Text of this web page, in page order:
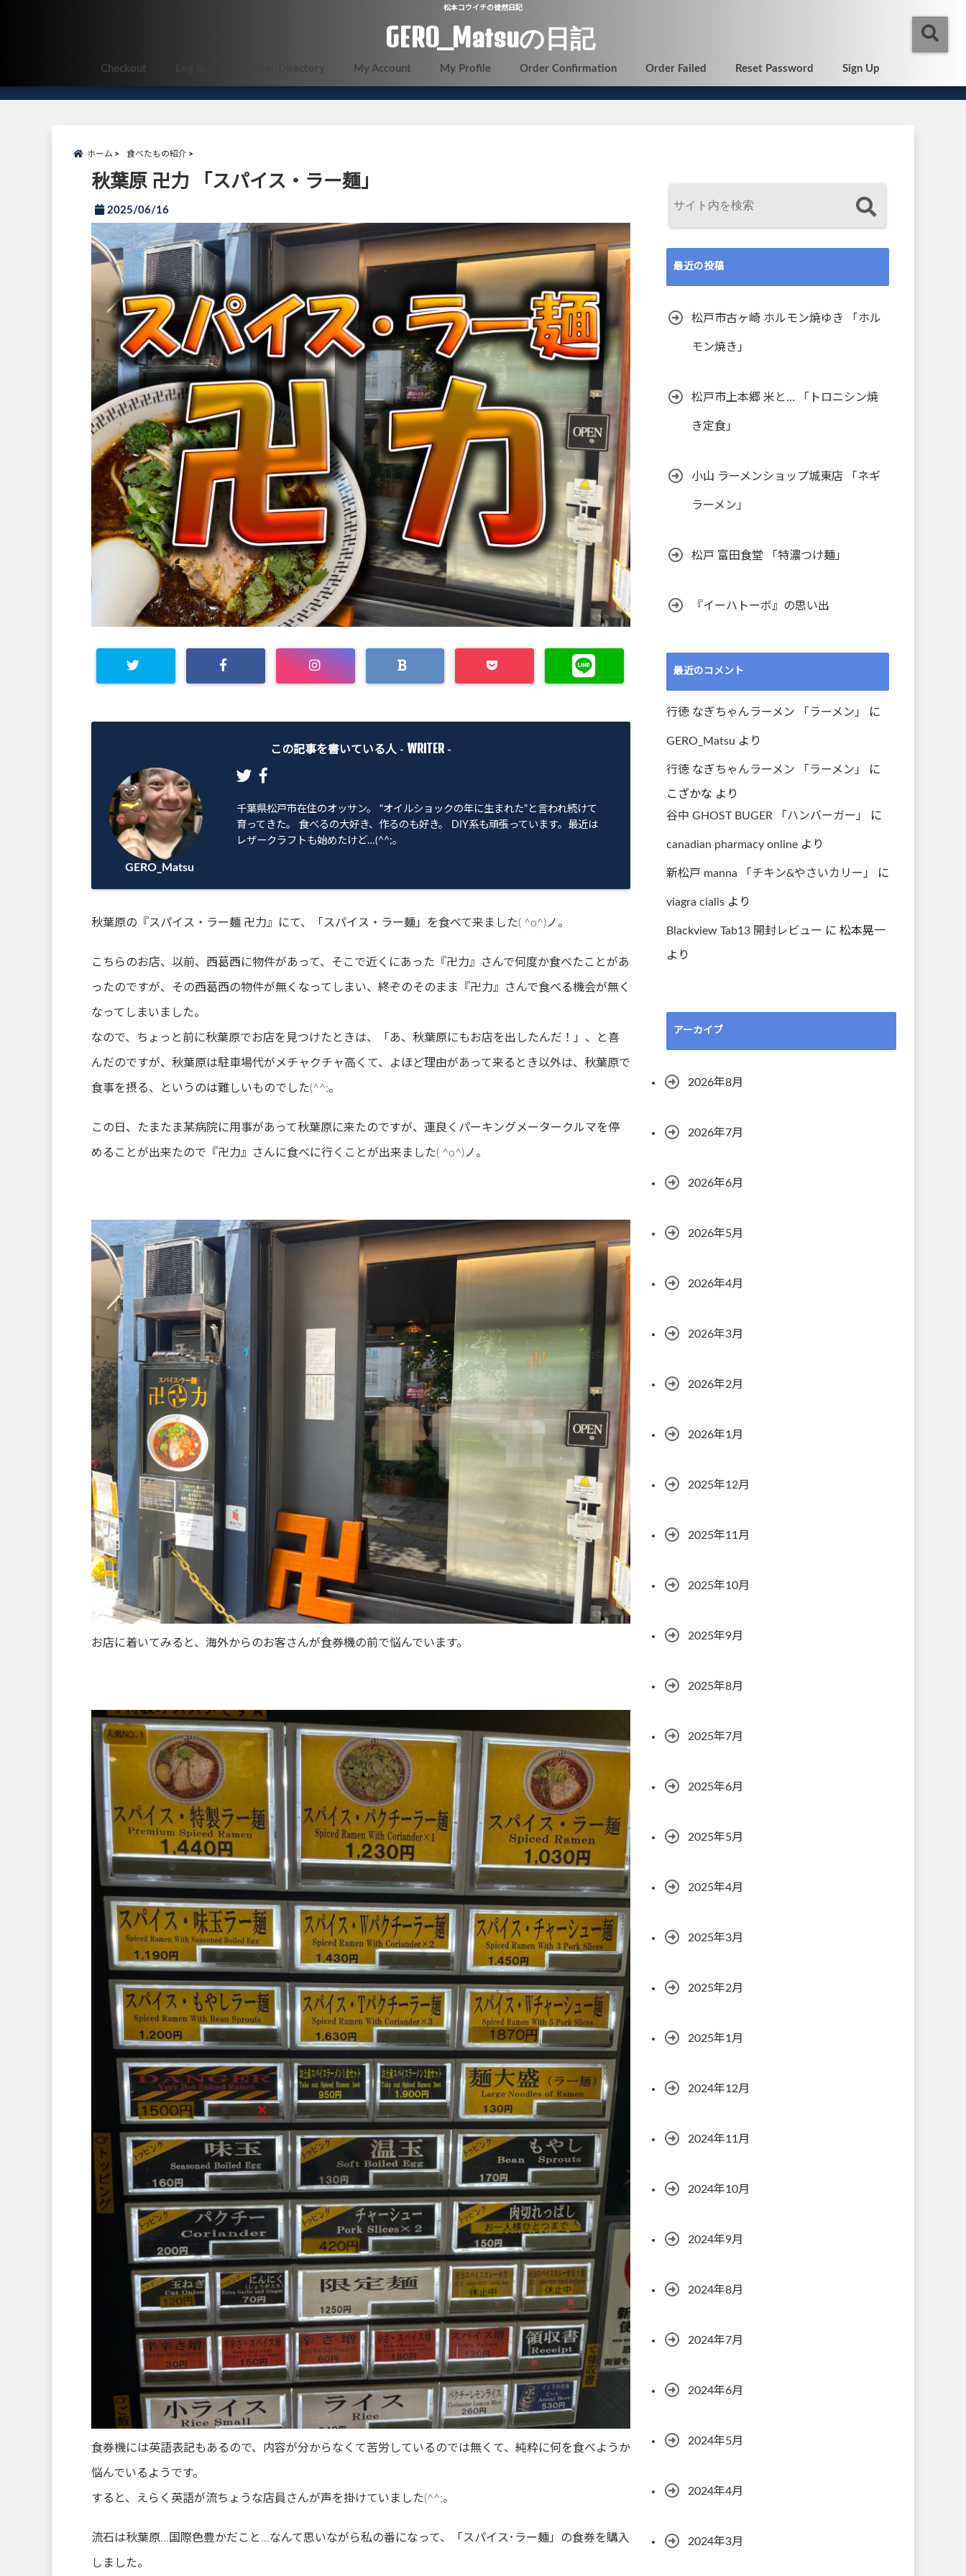
松本コウイチの徒然日記
GERO_Matsuの日記
Checkout My Account My Profile Order Confirmation Order Failed Reset Password Sign Up
ホーム 食べたもの紹介
秋葉原 卍力 「スパイス・ラー麺」
2025/06/16
この記事を書いている人 - WRITER -
GERO_Matsu
千葉県松戸市在住のオッサン。 "オイルショックの年に生まれた"と言われ続けて
育ってきた。 食べるの大好き、作るのも好き。 DIY系も頑張っています。最近は
レザークラフトも始めたけど…(^^;。
秋葉原の『スパイス・ラー麺 卍力』にて、「スパイス・ラー麺」を食べて来ました( ^o^)ノ。
こちらのお店、以前、西葛西に物件があって、そこで近くにあった『卍力』さんで何度か食べたことがあ
ったのですが、その西葛西の物件が無くなってしまい、終ぞのそのまま『卍力』さんで食べる機会が無く
なってしまいました。
なので、ちょっと前に秋葉原でお店を見つけたときは、「あ、秋葉原にもお店を出したんだ！」、と喜
んだのですが、秋葉原は駐車場代がメチャクチャ高くて、よほど理由があって来るとき以外は、秋葉原で
食事を摂る、というのは難しいものでした(^^;。
この日、たまたま某病院に用事があって秋葉原に来たのですが、運良くパーキングメータークルマを停
めることが出来たので『卍力』さんに食べに行くことが出来ました( ^o^)ノ。
お店に着いてみると、海外からのお客さんが食券機の前で悩んでいます。
食券機には英語表記もあるので、内容が分からなくて苦労しているのでは無くて、純粋に何を食べようか
悩んでいるようです。
すると、えらく英語が流ちょうな店員さんが声を掛けていました(^^;。
流石は秋葉原…国際色豊かだこと…なんて思いながら私の番になって、「スパイス･ラー麺」の食券を購入
しました。
最近の投稿
松戸市古ヶ崎 ホルモン焼ゆき 「ホル
モン焼き」
松戸市上本郷 米と… 「トロニシン焼
き定食」
小山 ラーメンショップ城東店 「ネギ
ラーメン」
松戸 富田食堂 「特濃つけ麺」
『イーハトーボ』の思い出
最近のコメント
行徳 なぎちゃんラーメン 「ラーメン」 に
GERO_Matsu より
行徳 なぎちゃんラーメン 「ラーメン」 に
こざかな より
谷中 GHOST BUGER 「ハンバーガー」
に
canadian pharmacy online より
新松戸 manna 「チキン&やさいカリー」 に
viagra cialis より
Blackview Tab13 開封レビュー に 松本晃一
より
アーカイブ
2026年8月
2026年7月
2026年6月
2026年5月
2026年4月
2026年3月
2026年2月
2026年1月
2025年12月
2025年11月
2025年10月
2025年9月
2025年8月
2025年7月
2025年6月
2025年5月
2025年4月
2025年3月
2025年2月
2025年1月
2024年12月
2024年11月
2024年10月
2024年9月
2024年8月
2024年7月
2024年6月
2024年5月
2024年4月
2024年3月